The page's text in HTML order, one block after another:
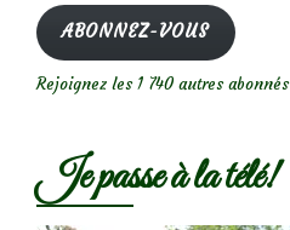
mail
ABONNEZ-VOUS
Rejoignez les 1 740 autres abonnés
Je passe à la télé!